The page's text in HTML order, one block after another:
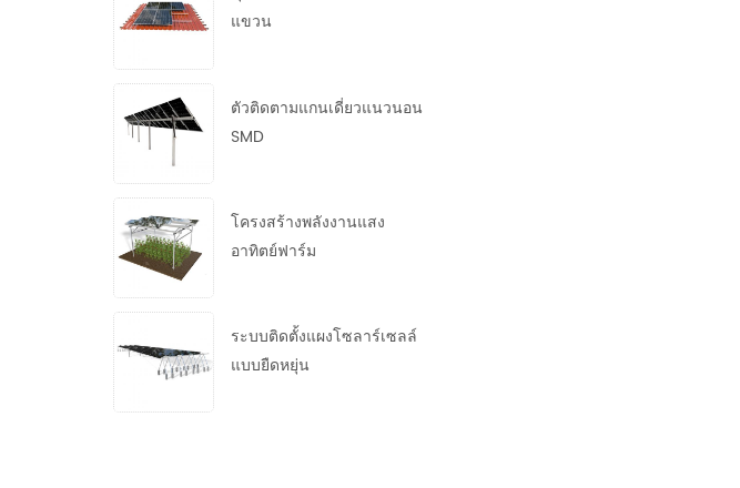
แขวน
ตัวติดตามแกนเดี่ยวแนวนอน
SMD
โครงสร้างพลังงานแสง
อาทิตย์ฟาร์ม
ระบบติดตั้งแผงโซลาร์เซลล์
แบบยืดหยุ่น